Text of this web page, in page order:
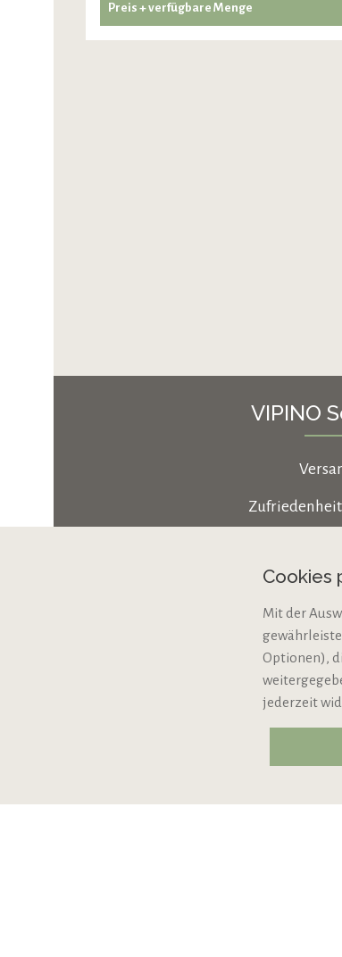
Preis + verfügbare Menge
VIPINO
Cookie-
Bio-
VERTRAG
Cookies
Mit der
Optionen),
jederzeit